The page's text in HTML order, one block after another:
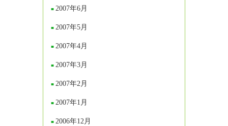
2007年6月
2007年5月
2007年4月
2007年3月
2007年2月
2007年1月
2006年12月